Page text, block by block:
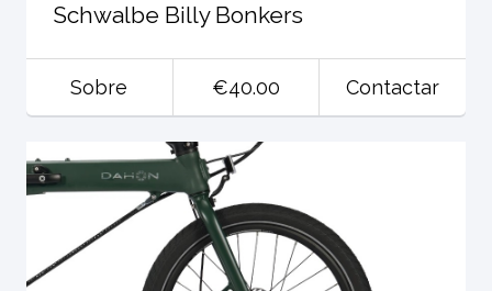
Schwalbe Billy Bonkers
Sobre €40.00 Contactar